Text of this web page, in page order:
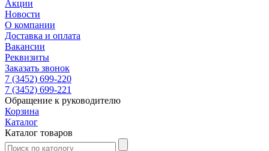
Акции
Новости
О компании
Доставка и оплата
Вакансии
Реквизиты
Заказать звонок
7 (3452) 699-220
7 (3452) 699-221
Обращение к руководителю
Корзина
Каталог
Каталог товаров